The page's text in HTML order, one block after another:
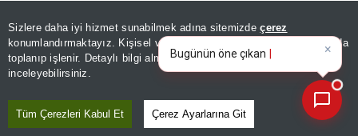
Sizlere daha iyi hizmet sunabilmek adına sitemizdeçerez
konumlandırmaktayız. Kişisel verileriniz, KVKK ve GDPR kapsamında
toplanıp işlenir. Detaylı bilgi almak içinAydınlatma Metnimizi
inceleyebilirsiniz.
Tüm Çerezleri Kabul Et Çerez Ayarlarına Git
destekleyen ana faktörler olarak öne çıkıyor.
Şehrin büyüme yönünde yer alan hem imarlı hem
de gelişime açık parsellerde işlem hacmi
artarken, arsa pazarı sektörün en dinamik
alanlarından biri hâline geldi.
×
Bugünün öne çıkan manşetleri
ve gelişmeleri neler?